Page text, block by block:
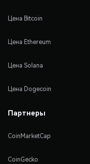
Цена Bitcoin
Цена Ethereum
Цена Solana
Цена Dogecoin
Партнеры
CoinMarketCap
CoinGecko